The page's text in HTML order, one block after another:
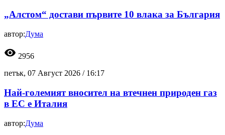
„Алстом“ достави първите 10 влака за България
автор:Дума
visibility 2956
петък, 07 Август 2026 / 16:17
Най-големият вносител на втечнен природен газ
в ЕС е Италия
автор:Дума